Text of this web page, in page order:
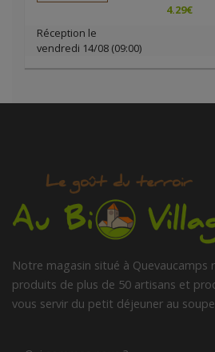
4.29€
Réception le
vendredi 14/08 (09:00)
Notre magasin situé à Quevaucamps
produits de plus de 50 artisans et
vous servir du petit déjeuner au